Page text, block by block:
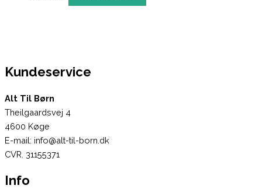
Kundeservice
Alt Til Børn
Theilgaardsvej 4
4600 Køge
E-mail: info@alt-til-born.dk
CVR. 31155371
Info